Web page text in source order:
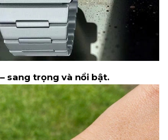
sang trọng và nổi bật.